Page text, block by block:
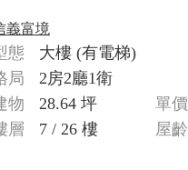
義富境
態 大樓 (有電梯)
局
2房2廳1衛
物
28.64 坪 單價
層
7 / 26 樓 屋齡